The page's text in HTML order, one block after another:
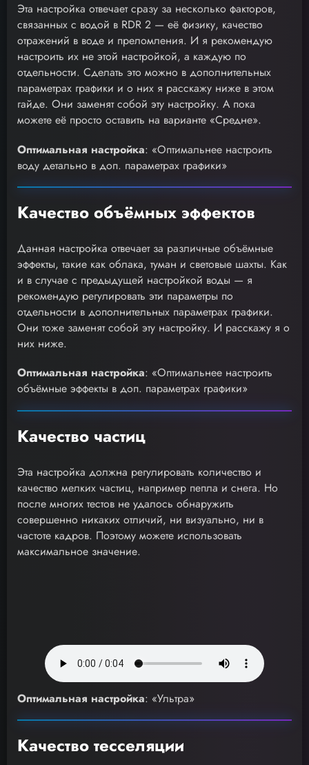
Эта настройка отвечает сразу за несколько факторов,
связанных с водой в RDR 2 — её физику, качество
отражений в воде и преломления. И я рекомендую
настроить их не этой настройкой, а каждую по
отдельности. Сделать это можно в дополнительных
параметрах графики и о них я расскажу ниже в этом
гайде. Они заменят собой эту настройку. А пока
можете её просто оставить на варианте «Средне».
Оптимальная настройка: «Оптимальнее настроить
воду детально в доп. параметрах графики»
Качество объёмных эффектов
Данная настройка отвечает за различные объёмные
эффекты, такие как облака, туман и световые шахты. Как
и в случае с предыдущей настройкой воды — я
рекомендую регулировать эти параметры по
отдельности в дополнительных параметрах графики.
Они тоже заменят собой эту настройку. И расскажу я о
них ниже.
Оптимальная настройка: «Оптимальнее настроить
объёмные эффекты в доп. параметрах графики»
Качество частиц
Эта настройка должна регулировать количество и
качество мелких частиц, например пепла и снега. Но
после многих тестов не удалось обнаружить
совершенно никаких отличий, ни визуально, ни в
частоте кадров. Поэтому можете использовать
максимальное значение.
Оптимальная настройка: «Ультра»
Качество тесселяции